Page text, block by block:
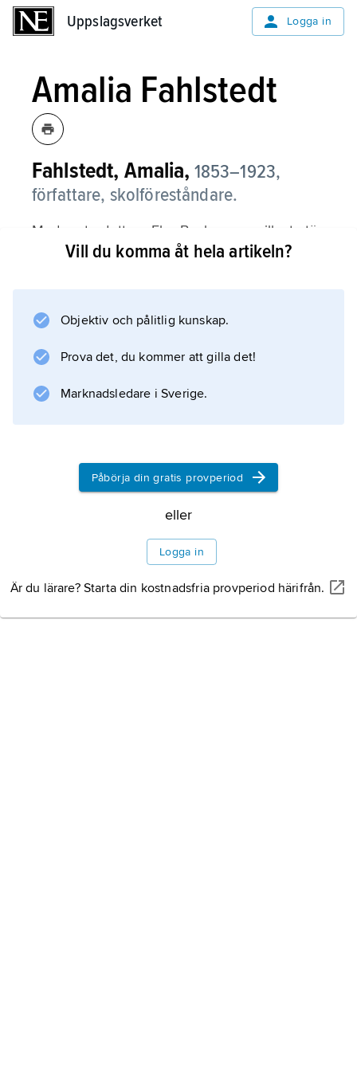
Uppslagsverket Logga in
Amalia Fahlstedt
Fahlstedt, Amalia, 1853–1923,
författare, skolföreståndare.
Med systerdottern Elsa Beskow som illustratör
gav Fahlstedt ut två sagosamlingar,
Småbarnens sagobok
romaner, ibland under pseudonymen
. År 1887 kom samtidsnovellerna
En passionshistoria
Information om artikeln
Vill du komma åt hela artikeln?
Objektiv och pålitlig kunskap.
Prova det, du kommer att gilla det!
Marknadsledare i Sverige.
Påbörja din gratis provperiod
eller
Logga in
Är du lärare? Starta din kostnadsfria provperiod härifrån.